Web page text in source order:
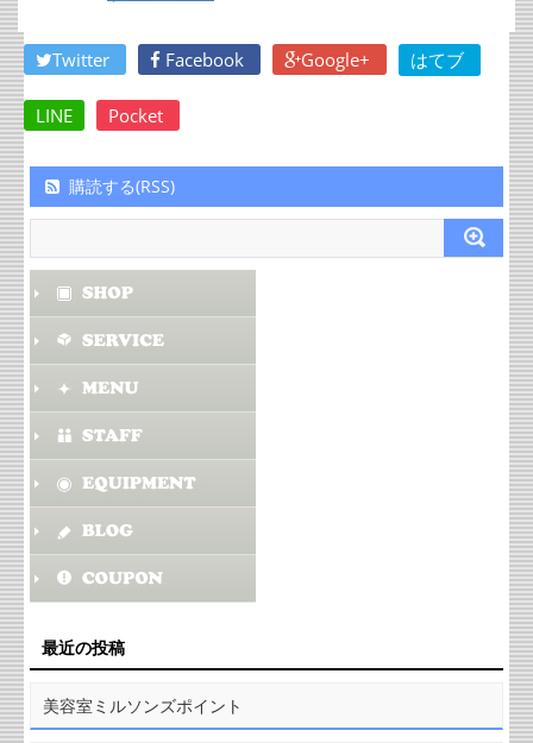
Twitter Facebook Google+ はてブ
LINE Pocket
購読する(RSS)
最近の投稿
美容室ミルソンズポイント